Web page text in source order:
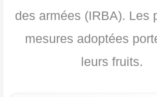
des armées (IRBA). Les
mesures adoptées
leurs fruits.